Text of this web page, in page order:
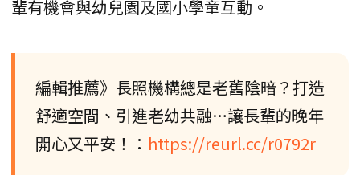
輩有機會與幼兒園及國小學童互動。
編輯推薦》長照機構總是老舊陰暗？打造
舒適空間、引進老幼共融…讓長輩的晚年
開心又平安！： https://reurl.cc/r0792r